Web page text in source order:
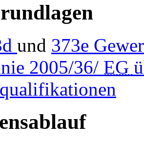
und 373e
2005/36/ EG